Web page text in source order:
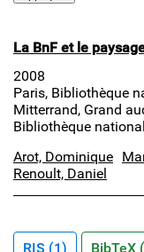
La BnF et le
2008
Paris, Bibliothèque
Mitterrand, Grand
Bibliothèque
Arot, Dominique
Renoult, Daniel
RIS (1) BibTeX